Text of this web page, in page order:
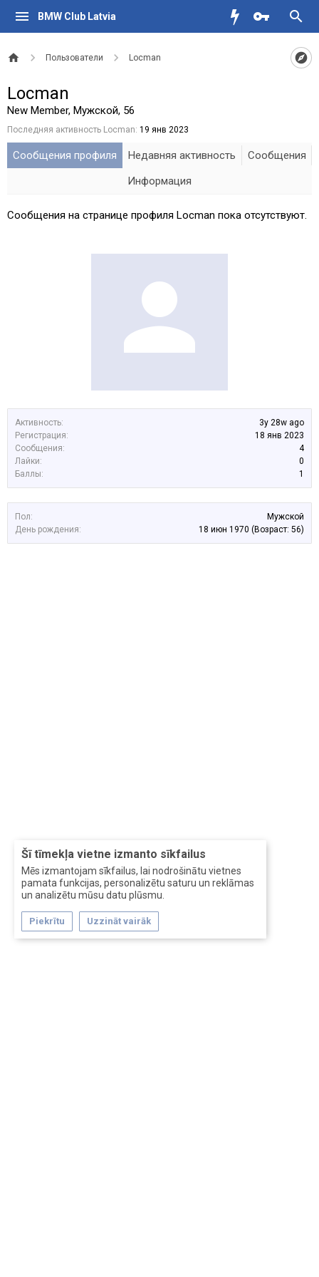
BMW Club Latvia
Пользователи Locman
Šī tīmekļa vietne izmanto sīkfailus
Mēs izmantojam sīkfailus, lai nodrošinātu vietnes
pamata funkcijas, personalizētu saturu un reklāmas
un analizētu mūsu datu plūsmu.
Piekrītu Uzzināt vairāk
Активность:
3y 28w ago
Регистрация:
18 янв 2023
Сообщения:
4
Лайки:
0
Баллы:
1
Пол:
Мужской
День рождения:
18 июн 1970 (Возраст: 56)
Locman
New Member, Мужской, 56
Последняя активность Locman: 19 янв 2023
Сообщения профиля Недавняя активность
Сообщения
Информация
Сообщения на странице профиля Locman пока отсутствуют.